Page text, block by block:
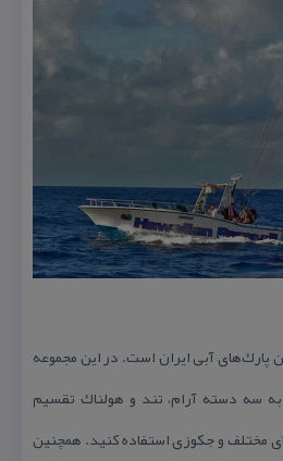
پارك‌های آبی ایران است. در این مجموعه
سه دسته آرام، تند و هولناك تقسیم
مختلف و جكوزی استفاده كنید. همچنین